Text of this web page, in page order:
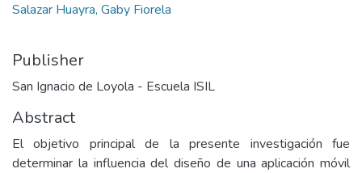
Salazar Huayra, Gaby Fiorela
Publisher
San Ignacio de Loyola - Escuela ISIL
Abstract
El objetivo principal de la presente investigación fue
determinar la influencia del diseño de una aplicación móvil